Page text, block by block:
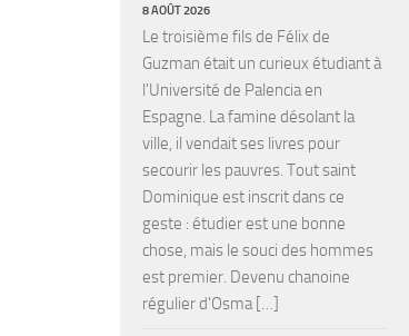
8 AOÛT 2026
Le troisième fils de Félix de
Guzman était un curieux étudiant à
l'Université de Palencia en
Espagne. La famine désolant la
ville, il vendait ses livres pour
secourir les pauvres. Tout saint
Dominique est inscrit dans ce
geste : étudier est une bonne
chose, mais le souci des hommes
est premier. Devenu chanoine
régulier d'Osma […]